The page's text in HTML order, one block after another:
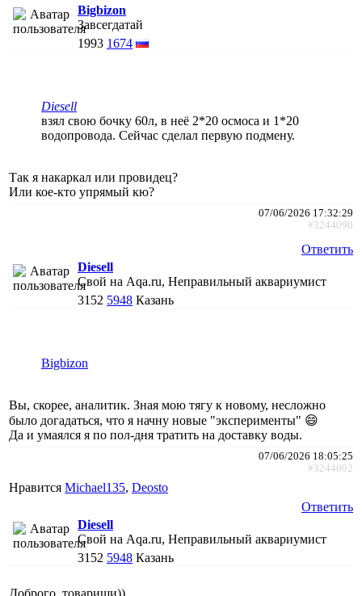
Bigbizon
Завсегдатай
1993 1674
Diesell
взял свою бочку 60л, в неё 2*20 осмоса и 1*20
водопровода. Сейчас сделал первую подмену.
Так я накаркал или провидец?
Или кое-кто упрямый кю?
07/06/2026 17:32:29
#3244090
Ответить
Diesell
Свой на Aqa.ru, Неправильный аквариумист
3152 5948 Казань
Bigbizon
Вы, скорее, аналитик. Зная мою тягу к новому, несложно
было догадаться, что я начну новые "эксперименты" 😄
Да и умаялся я по пол-дня тратить на доставку воды.
07/06/2026 18:05:25
#3244092
Нравится Michael135, Deosto
Ответить
Diesell
Свой на Aqa.ru, Неправильный аквариумист
3152 5948 Казань
Доброго, товарищи)).